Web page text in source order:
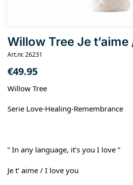
Willow Tree Je
Art.nr. 26231
€49.95
Willow Tree
Serie Love-Healing-Remembrance
” In any language, it’s you I love ”
Je t’ aime / I love you